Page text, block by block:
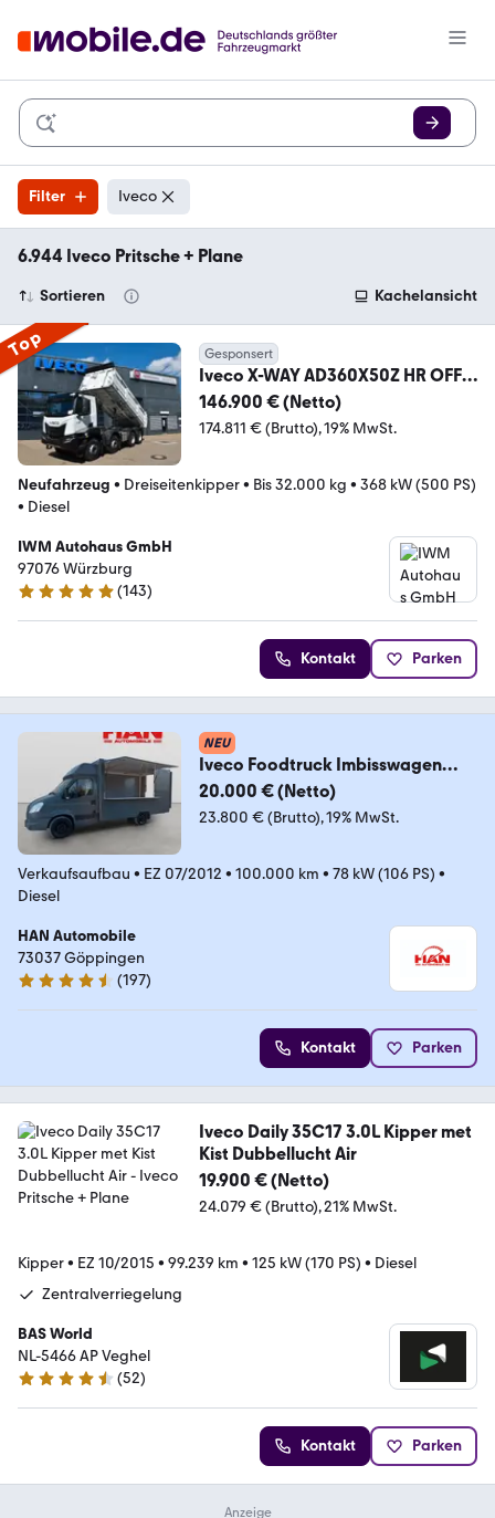
Filter Iveco
6.944 Iveco Pritsche + Plane
Sortieren Kachelansicht
Top Gesponsert
Iveco X-WAY AD360X50Z HR OFF
3S-Kipper MEILLER Bordmat
146.900 € (Netto)
174.811 € (Brutto) 19% MwSt.
Neufahrzeug • Dreiseitenkipper• Bis 32.000 kg • 368 kW (500 PS)
• Diesel
IWM Autohaus GmbH
97076 Würzburg
4.8 Sterne
(143)
Kontakt Parken
NEU
Iveco Foodtruck Imbisswagen
Verkaufswagen
20.000 € (Netto)
23.800 € (Brutto) 19% MwSt.
Verkaufsaufbau • EZ 07/2012 • 100.000 km • 78 kW (106 PS) •
Diesel
HAN Automobile
73037 Göppingen
4.7 Sterne
(197)
Kontakt Parken
Iveco Daily 35C17 3.0L Kipper met
Kist Dubbellucht Air
19.900 € (Netto)
24.079 € (Brutto) 21% MwSt.
Kipper• EZ 10/2015 • 99.239 km • 125 kW (170 PS) • Diesel
Zentralverriegelung
BAS World
NL-5466 AP Veghel
4.7 Sterne
(52)
Kontakt Parken